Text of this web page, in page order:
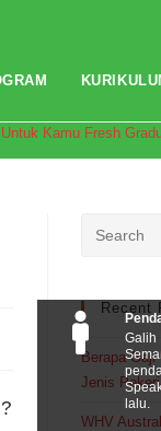
Untuk Kamu Fresh
Recent
Berapa Gaji
Jenis
WHV
Galih
lalu.